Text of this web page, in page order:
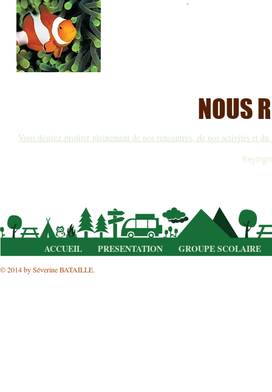
NOUS
Vous désirez profiter pleinement de nos rencontres, de nos activités et
ACCUEIL PRESENTATION GROUPE SCOLAIRE
© 2014 by Séverine BATAILLE.